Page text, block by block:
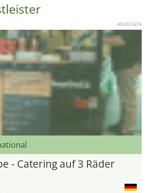
ANZEIGEN
- Catering auf 3 Räder